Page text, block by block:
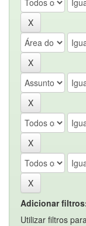
Adicionar
Utilizar filtros